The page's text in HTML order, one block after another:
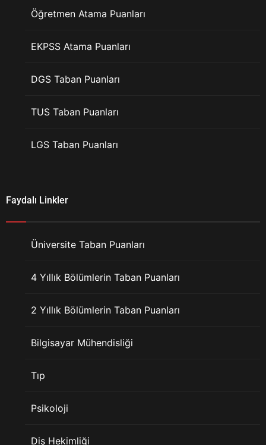
Öğretmen Atama Puanları
EKPSS Atama Puanları
DGS Taban Puanları
TUS Taban Puanları
LGS Taban Puanları
Faydalı Linkler
Üniversite Taban Puanları
4 Yıllık Bölümlerin Taban Puanları
2 Yıllık Bölümlerin Taban Puanları
Bilgisayar Mühendisliği
Tıp
Psikoloji
Diş Hekimliği